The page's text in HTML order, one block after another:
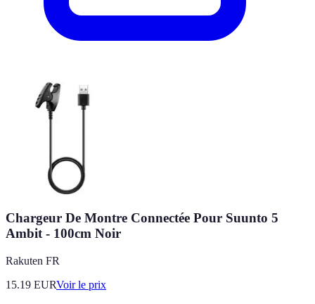
Chargeur De Montre Connectée Pour Suunto 5
Ambit - 100cm Noir
Rakuten FR
15.19 EURVoir le prix